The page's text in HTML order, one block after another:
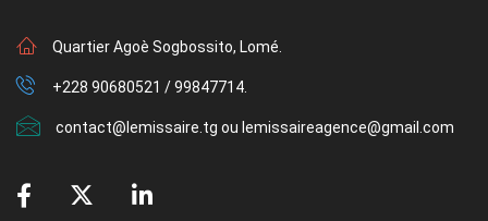
Quartier Agoè Sogbossito, Lomé.
+228 90680521 / 99847714.
contact@lemissaire.tg ou lemissaireagence@gmail.com